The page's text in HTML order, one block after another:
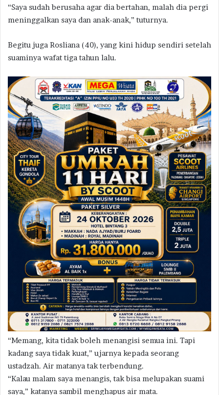
“Saya sudah berusaha agar dia bertahan, malah dia pergi
meninggalkan saya dan anak-anak,” tuturnya.
Begitu juga Rosliana (40), yang kini hidup sendiri setelah
suaminya wafat tiga tahun lalu.
“Memang, kita tidak boleh menangisi semua ini. Tapi
kadang saya tidak kuat,” ujarnya kepada seorang
ustadzah. Air matanya tak terbendung.
“Kalau malam saya menangis, tak bisa melupakan suami
saya,” katanya sambil menghapus air mata.